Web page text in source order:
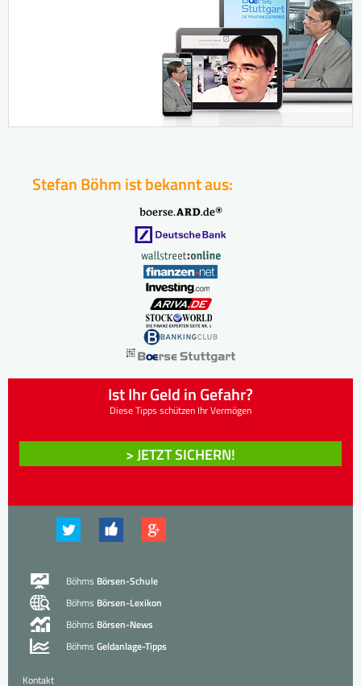
Stefan Böhm ist bekannt aus:
Ist Ihr Geld in Gefahr?
Diese Tipps schützen Ihr Vermögen
> JETZT SICHERN!
Böhms Börsen-Schule
Böhms Börsen-Lexikon
Böhms Börsen-News
Böhms Geldanlage-Tipps
Kontakt